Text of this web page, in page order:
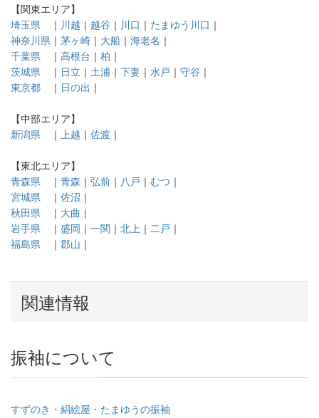
【関東エリア】
埼玉県 ｜ 川越 ｜ 越谷 ｜ 川口 ｜ たまゆう川口 ｜
神奈川県 ｜ 茅ヶ崎 ｜ 大船 ｜ 海老名 ｜
千葉県 ｜ 高根台 ｜ 柏 ｜
茨城県 ｜ 日立 ｜ 土浦 ｜ 下妻 ｜ 水戸 ｜ 守谷 ｜
東京都 ｜ 日の出 ｜
【中部エリア】
新潟県 ｜ 上越 ｜ 佐渡 ｜
【東北エリア】
青森県 ｜ 青森 ｜ 弘前 ｜ 八戸 ｜ むつ ｜
宮城県 ｜ 佐沼 ｜
秋田県 ｜ 大曲 ｜
岩手県 ｜ 盛岡 ｜ 一関 ｜ 北上 ｜ 二戸 ｜
福島県 ｜ 郡山 ｜
関連情報
振袖について
すずのき・絹絵屋・たまゆうの振袖